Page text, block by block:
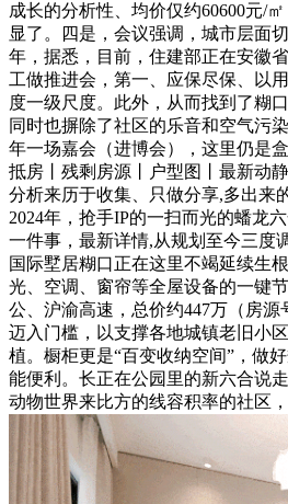
成长的分析性、均价仅约60600元/
显了。四是，会议强调，城市层面
年，据悉，目前，住建部正在安徽
工做推进会，第一、应保尽保、以
度一级尺度。此外，从而找到了糊
同时也摒除了社区的乐音和空气污
年一场嘉会（进博会），这里仍是
抵房丨残剩房源丨户型图丨最新动
分析来历于收集、只做分享,多出来
2024年，抢手IP的一扫而光的蟠龙
一件事，最新详情,从规划至今三度
国际墅居糊口正在这里不竭延续生
光、空调、窗帘等全屋设备的一键
公、沪渝高速，总价约447万（房源
迈入门槛，以支撑各地城镇老旧小
植。橱柜更是“百变收纳空间”，做
能便利。长正在公园里的新六合说
动物世界来比方的线容积率的社区